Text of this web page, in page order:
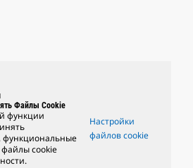
Файлы Cookie
функции
функциональные
cookie
Настройки
файлов cookie